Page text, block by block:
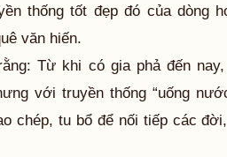
thống tốt đẹp đó của dòng
văn hiến.
Từ khi có gia phả đến
với truyền thống “uống
chép, tu bổ để nối tiếp các